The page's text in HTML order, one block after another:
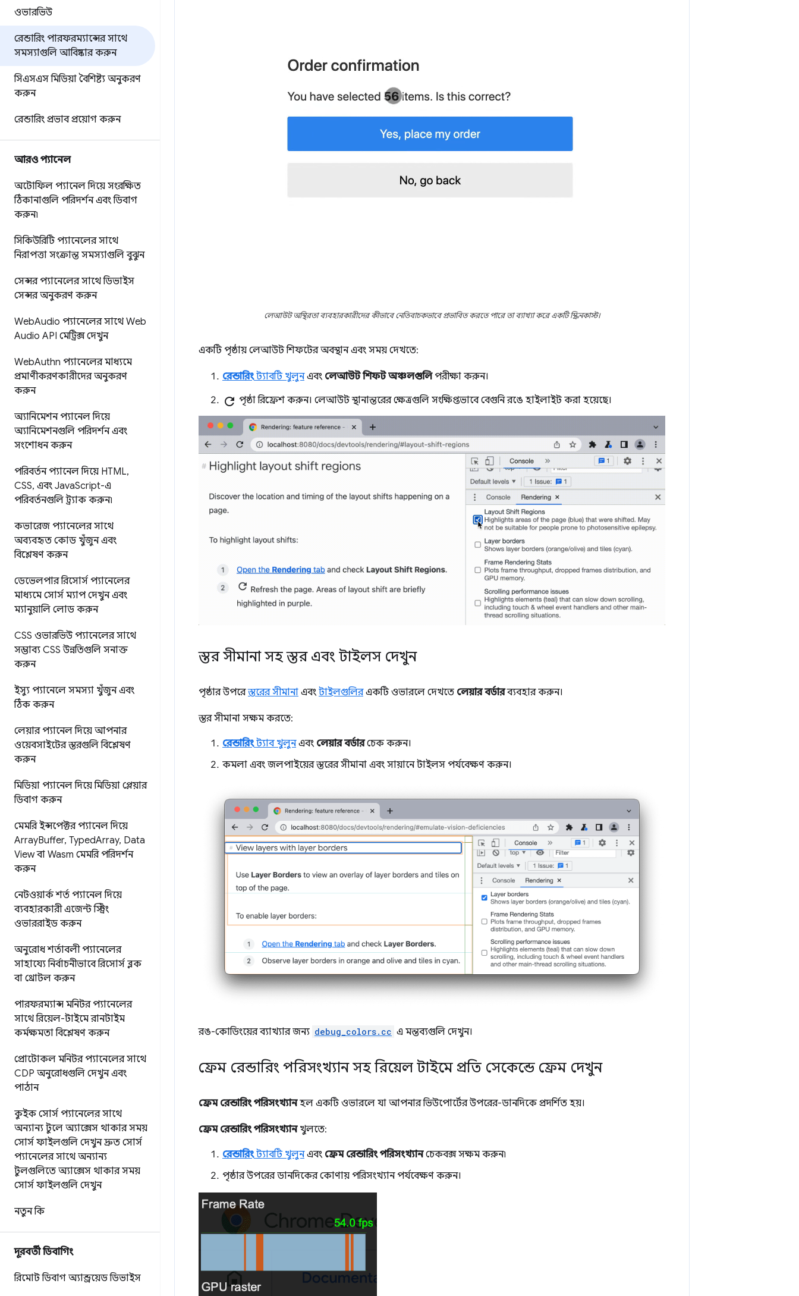
ওভারভিউ
রেন্ডারিং পারফরম্যান্সের সাথে
সমস্যাগুলি আবিষ্কার করুন
সিএসএস মিডিয়া বৈশিষ্ট্য অনুকরণ
করুন
রেন্ডারিং প্রভাব প্রয়োগ করুন
আরও প্যানেল
অটোফিল প্যানেল দিয়ে সংরক্ষিত
ঠিকানাগুলি পরিদর্শন এবং ডিবাগ
করুন৷
সিকিউরিটি প্যানেলের সাথে
নিরাপত্তা সংক্রান্ত সমস্যাগুলি বুঝুন
সেন্সর প্যানেলের সাথে ডিভাইস
সেন্সর অনুকরণ করুন
WebAudio প্যানেলের সাথে Web
Audio API মেট্রিক্স দেখুন
WebAuthn প্যানেলের মাধ্যমে
প্রমাণীকরণকারীদের অনুকরণ
করুন
অ্যানিমেশন প্যানেল দিয়ে
অ্যানিমেশনগুলি পরিদর্শন এবং
সংশোধন করুন
পরিবর্তন প্যানেল দিয়ে HTML,
CSS, এবং JavaScript-এ
পরিবর্তনগুলি ট্র্যাক করুন৷
কভারেজ প্যানেলের সাথে
অব্যবহৃত কোড খুঁজুন এবং
বিশ্লেষণ করুন
ডেভেলপার রিসোর্স প্যানেলের
মাধ্যমে সোর্স ম্যাপ দেখুন এবং
ম্যানুয়ালি লোড করুন
CSS ওভারভিউ প্যানেলের সাথে
সম্ভাব্য CSS উন্নতিগুলি সনাক্ত
করুন
ইস্যু প্যানেলে সমস্যা খুঁজুন এবং
ঠিক করুন
লেয়ার প্যানেল দিয়ে আপনার
ওয়েবসাইটের স্তরগুলি বিশ্লেষণ
করুন
মিডিয়া প্যানেল দিয়ে মিডিয়া প্লেয়ার
ডিবাগ করুন
মেমরি ইন্সপেক্টর প্যানেল দিয়ে
ArrayBuffer, TypedArray, Data
View বা Wasm মেমরি পরিদর্শন
করুন
নেটওয়ার্ক শর্ত প্যানেল দিয়ে
ব্যবহারকারী এজেন্ট স্ট্রিং
ওভাররাইড করুন
অনুরোধ শর্তাবলী প্যানেলের
সাহায্যে নির্বাচনীভাবে রিসোর্স ব্লক
বা থ্রোটল করুন
পারফরম্যান্স মনিটর প্যানেলের
সাথে রিয়েল-টাইমে রানটাইম
কর্মক্ষমতা বিশ্লেষণ করুন
প্রোটোকল মনিটর প্যানেলের সাথে
CDP অনুরোধগুলি দেখুন এবং
পাঠান
কুইক সোর্স প্যানেলের সাথে
অন্যান্য টুলে অ্যাক্সেস থাকার সময়
সোর্স ফাইলগুলি দেখুনদ্রুত সোর্স
প্যানেলের সাথে অন্যান্য
টুলগুলিতে অ্যাক্সেস থাকার সময়
সোর্স ফাইলগুলি দেখুন
নতুন কি
দূরবর্তী ডিবাগিং
রিমোট ডিবাগ অ্যান্ড্রয়েড ডিভাইস
লেআউট অস্থিরতা ব্যবহারকারীদের কীভাবে নেতিবাচকভাবে প্রভাবিত করতে পারে তা ব্যাখ্যা করে একটি স্ক্রিনকাস্ট।
একটি পৃষ্ঠায় লেআউট শিফটের অবস্থান এবং সময় দেখতে:
রেন্ডারিংট্যাবটি খুলুনএবং লেআউট শিফট অঞ্চলগুলিপরীক্ষা করুন।
refresh পৃষ্ঠা রিফ্রেশ করুন। লেআউট স্থানান্তরের ক্ষেত্রগুলি সংক্ষিপ্তভাবে বেগুনি রঙে হাইলাইট করা হয়েছে।
স্তর সীমানা সহ স্তর এবং টাইলস দেখুন
পৃষ্ঠার উপরেস্তরের সীমানা এবং টাইলগুলিরএকটি ওভারলে দেখতে লেয়ার বর্ডারব্যবহার করুন।
স্তর সীমানা সক্ষম করতে:
রেন্ডারিংট্যাব খুলুনএবং লেয়ার বর্ডারচেক করুন।
কমলা এবং জলপাইয়ের স্তরের সীমানা এবং সায়ানে টাইলস পর্যবেক্ষণ করুন।
রঙ-কোডিংয়ের ব্যাখ্যার জন্য debug_colors.cc এ মন্তব্যগুলি দেখুন।
ফ্রেম রেন্ডারিং পরিসংখ্যান সহ রিয়েল টাইমে প্রতি সেকেন্ডে ফ্রেম দেখুন
ফ্রেম রেন্ডারিং পরিসংখ্যানহল একটি ওভারলে যা আপনার ভিউপোর্টের উপরের-ডানদিকে প্রদর্শিত হয়।
ফ্রেম রেন্ডারিং পরিসংখ্যানখুলতে:
রেন্ডারিংট্যাবটি খুলুনএবং ফ্রেম রেন্ডারিং পরিসংখ্যানচেকবক্স সক্ষম করুন৷
পৃষ্ঠার উপরের ডানদিকের কোণায় পরিসংখ্যান পর্যবেক্ষণ করুন।